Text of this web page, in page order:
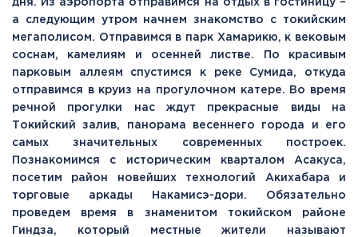
дня. Из аэропорта отправимся на отдых в гостиницу –
а следующим утром начнем знакомство с токийским
мегаполисом. Отправимся в парк Хамарикю, к вековым
соснам, камелиям и осенней листве. По красивым
парковым аллеям спустимся к реке Сумида, откуда
отправимся в круиз на прогулочном катере. Во время
речной прогулки нас ждут прекрасные виды на
Токийский залив, панорама весеннего города и его
самых значительных современных построек.
Познакомимся с историческим кварталом Асакуса,
посетим район новейших технологий Акихабара и
торговые аркады Накамисэ-дори. Обязательно
проведем время в знаменитом токийском районе
Гиндза, который местные жители называют